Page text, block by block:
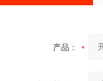
产品：